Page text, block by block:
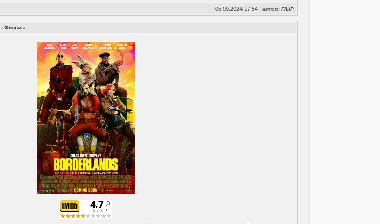
05.09.2024 17:54 |автор:FILiP
|Фильмы